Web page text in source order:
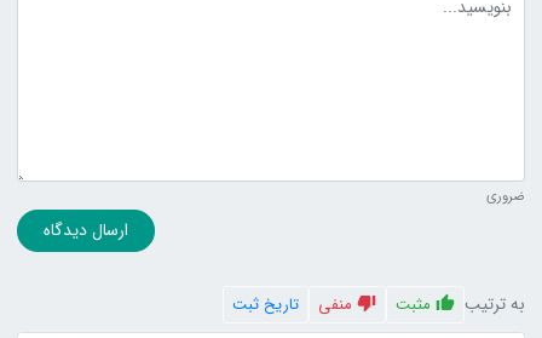
ضروری
ارسال دیدگاه
به ترتیب مثبت منفی تاریخ ثبت